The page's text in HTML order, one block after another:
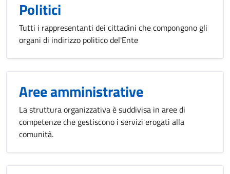
Politici
Tutti i rappresentanti dei cittadini che compongono gli
organi di indirizzo politico del'Ente
Aree amministrative
La struttura organizzativa è suddivisa in aree di
competenze che gestiscono i servizi erogati alla
comunità.